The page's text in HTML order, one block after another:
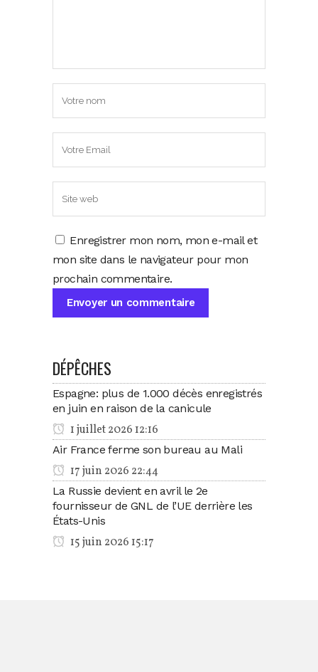
Enregistrer mon nom, mon e-mail et
mon site dans le navigateur pour mon
prochain commentaire.
DÉPÊCHES
Espagne: plus de 1.000 décès enregistrés
en juin en raison de la canicule
1 juillet 2026 12:16
Air France ferme son bureau au Mali
17 juin 2026 22:44
La Russie devient en avril le 2e
fournisseur de GNL de l’UE derrière les
États-Unis
15 juin 2026 15:17